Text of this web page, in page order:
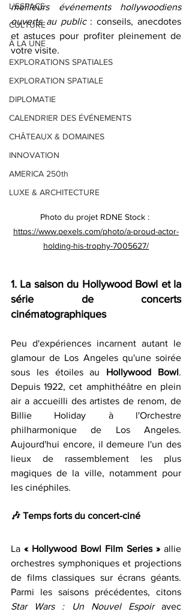
L'ESPACE
CULTURE
À LA UNE
EXPLORATIONS SPATIALES
EXPLORATION SPATIALE
DIPLOMATIE
CALENDRIER DES ÉVÉNEMENTS
CHÂTEAUX & DOMAINES
INNOVATION
AMERICA 250th
LUXE & ARCHITECTURE
meilleurs événements hollywoodiens
ouverts au public : conseils, anecdotes
et astuces pour profiter pleinement de
votre visite.
Photo du projet RDNE Stock :
https://www.pexels.com/photo/a-proud-actor-
holding-his-trophy-7005627/
1. La saison du Hollywood Bowl et la
série de concerts
cinématographiques
Peu d'expériences incarnent autant le
glamour de Los Angeles qu'une soirée
sous les étoiles au Hollywood Bowl.
Depuis 1922, cet amphithéâtre en plein
air a accueilli des artistes de renom, de
Billie Holiday à l'Orchestre
philharmonique de Los Angeles.
Aujourd'hui encore, il demeure l'un des
lieux de rassemblement les plus
magiques de la ville, notamment pour
les cinéphiles.
🎶 Temps forts du concert-ciné
La « Hollywood Bowl Film Series » allie
orchestres symphoniques et projections
de films classiques sur écrans géants.
Star Wars : Un Nouvel Espoir avec